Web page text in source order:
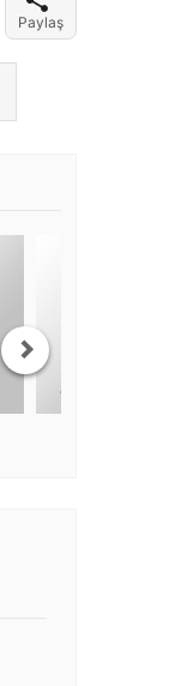
Paylaş
Vertika - 1:3